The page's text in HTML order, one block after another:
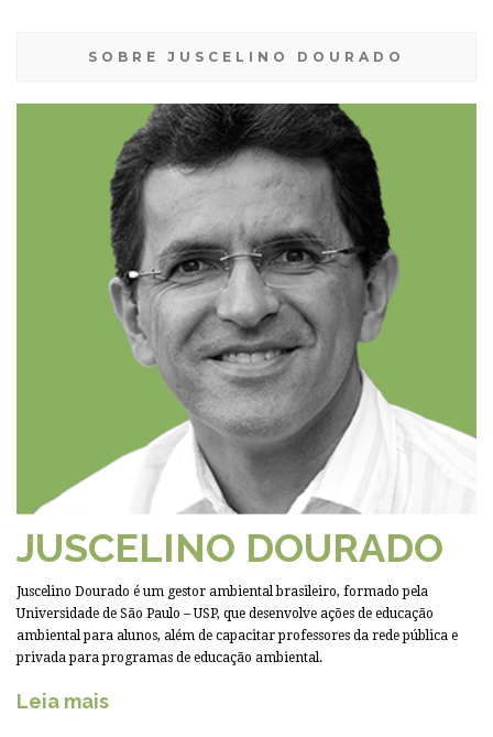
SOBRE JUSCELINO DOURADO
JUSCELINO DOURADO
Juscelino Dourado é um gestor ambiental brasileiro, formado pela
Universidade de São Paulo – USP, que desenvolve ações de educação
ambiental para alunos, além de capacitar professores da rede pública e
privada para programas de educação ambiental.
Leia mais